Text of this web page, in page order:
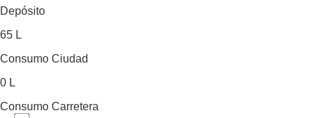
Depósito
65 L
Consumo Ciudad
0 L
Consumo Carretera